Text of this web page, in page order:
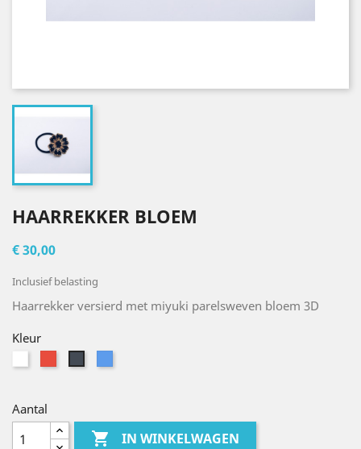
HAARREKKER BLOEM
€ 30,00
Inclusief belasting
Haarrekker versierd met miyuki parelsweven bloem 3D
Kleur
Aantal
 IN WINKELWAGEN